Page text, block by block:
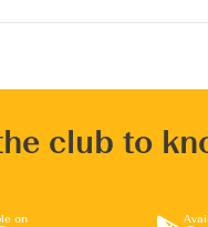
club to
on